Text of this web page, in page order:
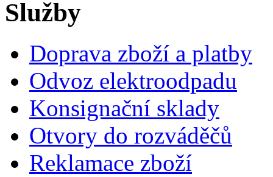
Služby
Doprava zboží a platby
Odvoz elektroodpadu
Konsignační sklady
Otvory do rozváděčů
Reklamace zboží